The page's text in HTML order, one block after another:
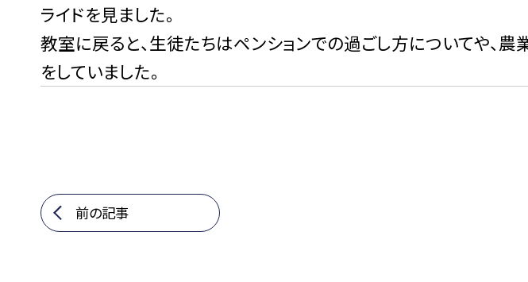
ライドを見ました。
教室に戻ると、生徒たちはペンションでの過ごし方についてや、
をしていました。
前の記事